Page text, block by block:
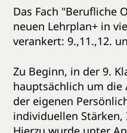
Das Fach "Berufliche
neuen Lehrplan+ in
verankert: 9.,11.,12.
Zu Beginn, in der 9.
hauptsächlich um die
der eigenen
individuellen Stärken,